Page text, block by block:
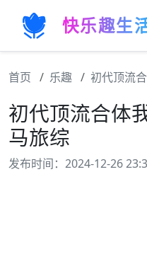
快乐趣生
首页 乐趣 初代顶流
初代顶流合体
马旅综
发布时间：2024-12-26